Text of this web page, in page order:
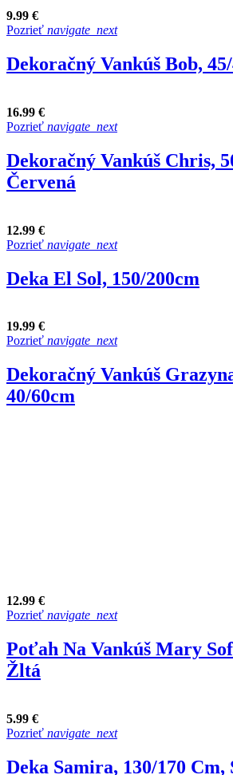
9.99 €
Pozrieť navigate_next
Dekoračný Vankúš Bob,
16.99 €
Pozrieť navigate_next
Dekoračný Vankúš Chris,
Červená
12.99 €
Pozrieť navigate_next
Deka El Sol, 150/200cm
19.99 €
Pozrieť navigate_next
Dekoračný Vankúš
40/60cm
12.99 €
Pozrieť navigate_next
Poťah Na Vankúš Mary
Žltá
5.99 €
Pozrieť navigate_next
Deka Samira, 130/170 Cm,